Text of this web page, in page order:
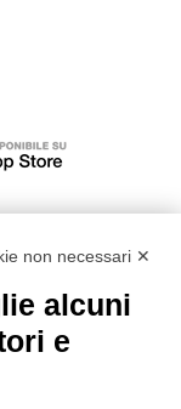
– D. lgs.
non necessari ✕
alcuni
e